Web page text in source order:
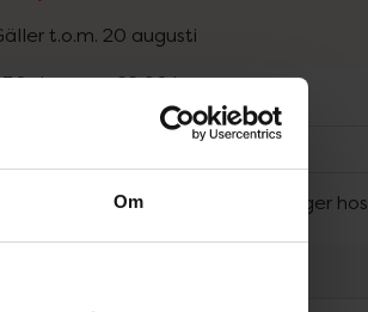
Om
t.o.m. 20 augusti
30 dagarna:22,90 kr
Kronans Apotek
Varan kan fortfarande finnas i lager hos